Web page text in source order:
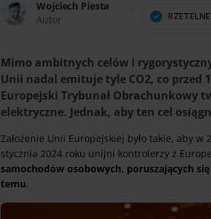
Wojciech Piesta
Autor
Mimo ambitnych celów i
Unii nadal emituje tyle CO2, co
Europejski Trybunał Obrachunkowy
elektryczne. Jednak, aby ten cel
Założenie Unii Europejskiej było takie, aby
stycznia 2024 roku unijni kontrolerzy z
samochodów osobowych, poruszających
temu.